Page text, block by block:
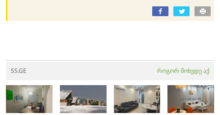
SS.GE როგორ მოხვდე აქ